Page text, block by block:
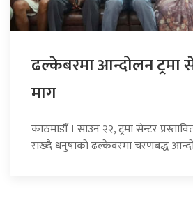
ढल्केबरमा आन्दोलन ट्रमा
माग
काठमाडौँ । साउन २२, ट्रमा सेन्टर
राख्दै धनुषाको ढल्केवरमा चरणबद्ध